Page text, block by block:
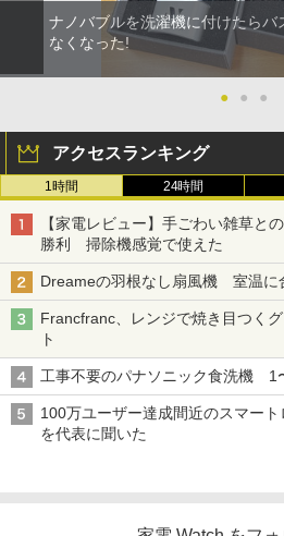
ナノバブルを洗濯機に付けたらバ
なくなった!
● ● ●
アクセスランキング
1時間 24時間
【家電レビュー】手ごわい雑草と
勝利 掃除機感覚で使えた
Dreameの羽根なし扇風機 室温に
Francfranc、レンジで焼き目つく
ト
工事不要のパナソニック食洗機 1
100万ユーザー達成間近のスマー
を代表に聞いた